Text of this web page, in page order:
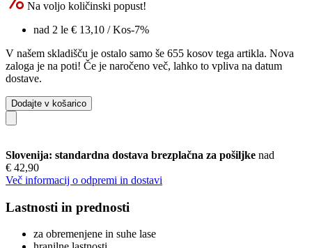
Na voljo količinski popust!
nad 2 le € 13,10 / Kos-7%
V našem skladišču je ostalo samo še 655 kosov tega artikla. Nova
zaloga je na poti! Če je naročeno več, lahko to vpliva na datum
dostave.
Dodajte v košarico
Slovenija: standardna dostava brezplačna za pošiljke nad
€ 42,90
Več informacij o odpremi in dostavi
Lastnosti in prednosti
za obremenjene in suhe lase